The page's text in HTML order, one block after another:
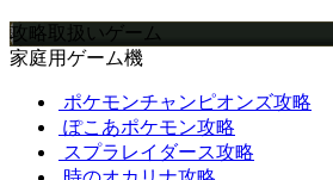
攻略取扱いゲーム
家庭用ゲーム機
ポケモンチャンピオンズ攻略
ぽこあポケモン攻略
スプラレイダース攻略